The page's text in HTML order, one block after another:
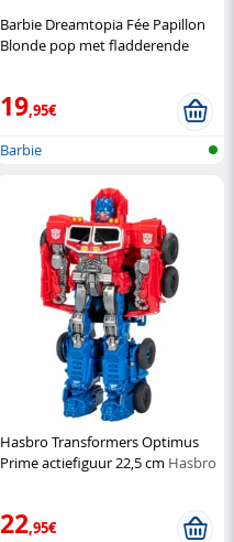
Barbie Dreamtopia Fée Papillon
Blonde pop met fladderende
19,95€
Barbie
Hasbro Transformers Optimus
Prime actiefiguur 22,5 cm Hasbro
22,95€